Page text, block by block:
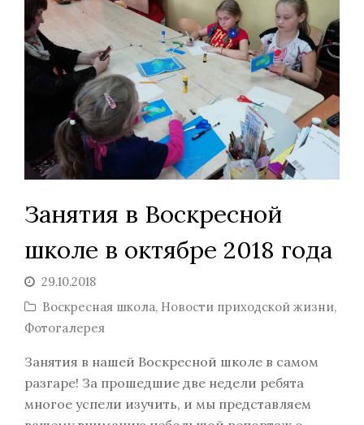
Занятия в Воскресной
школе в октябре 2018 года
29.10.2018
Воскресная школа, Новости приходской жизни,
Фотогалерея
Занятия в нашей Воскресной школе в самом
разгаре! За прошедшие две недели ребята
многое успели изучить, и мы представляем